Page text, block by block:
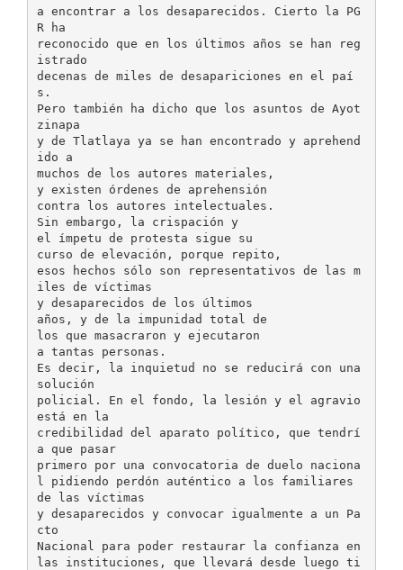
a encontrar a los desaparecidos. Cierto la PG
R ha
reconocido que en los últimos años se han reg
istrado
decenas de miles de desapariciones en el paí
s.
Pero también ha dicho que los asuntos de Ayot
zinapa
y de Tlatlaya ya se han encontrado y aprehend
ido a
muchos de los autores materiales,
y existen órdenes de aprehensión
contra los autores intelectuales.
Sin embargo, la crispación y
el ímpetu de protesta sigue su
curso de elevación, porque repito,
esos hechos sólo son representativos de las m
iles de víctimas
y desaparecidos de los últimos
años, y de la impunidad total de
los que masacraron y ejecutaron
a tantas personas.
Es decir, la inquietud no se reducirá con una
solución
policial. En el fondo, la lesión y el agravio
está en la
credibilidad del aparato político, que tendrí
a que pasar
primero por una convocatoria de duelo naciona
l pidiendo perdón auténtico a los familiares
de las víctimas
y desaparecidos y convocar igualmente a un Pa
cto
Nacional para poder restaurar la confianza en
las instituciones, que llevará desde luego ti